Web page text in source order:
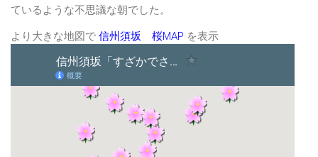
ているような不思議な朝でした。
より大きな地図で 信州須坂 桜MAP を表示